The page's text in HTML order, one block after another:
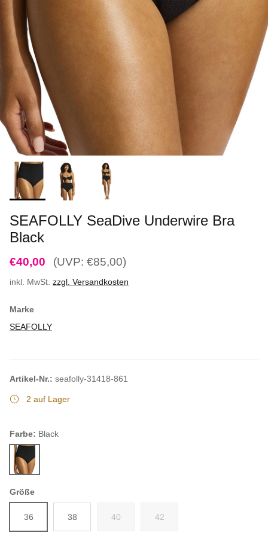
SEAFOLLY SeaDive Underwire Bra
Black
€40,00 (UVP: €85,00)
inkl. MwSt. zzgl. Versandkosten
Marke
SEAFOLLY
Artikel-Nr.: seafolly-31418-861
2 auf Lager
Farbe: Black
Größe
36 38 40 42